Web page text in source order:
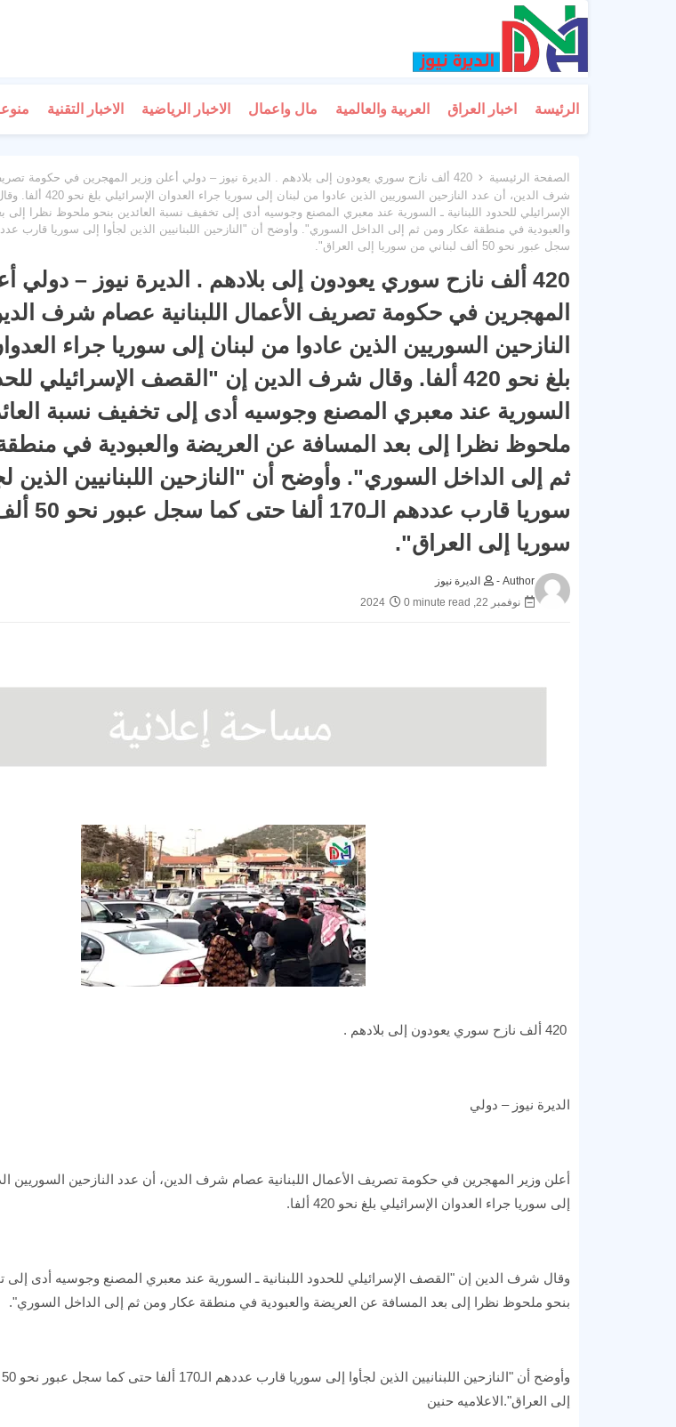
الرئيسة اخبار العراق العربية والعالمية مال واعمال الاخبار الرياضية الاخبار التقنية
الصفحة الرئيسية
420 ألف نازح سوري يعودون إلى بلادهم . الديرة نيوز – دولي أعلن وزير المهجرين في حكومة
شرف الدين، أن عدد النازحين
الإسرائيلي للحدود اللبنانية ـ السورية عند معبري المصنع وجوسيه أدى إلى تخفيف نسبة العائدين بنحو ملحوظ نظرا
سجل عبور نحو 50 ألف لبناني من سوريا إلى العراق".
420 ألف نازح سوري يعودون إلى بلادهم . الديرة نيوز – دولي
المهجرين في حكومة تصريف الأعمال اللبنانية عصام شرف
النازحين السوريين الذين عادوا من لبنان إلى سوريا جراء
بلغ نحو 420 ألفا. وقال شرف الدين إن "القصف الإسرائيلي
السورية عند معبري المصنع وجوسيه أدى إلى تخفيف نسبة
ملحوظ نظرا إلى بعد المسافة عن العريضة والعبودية في
ثم إلى الداخل السوري". وأوضح أن "النازحين اللبنانيين الذين
سوريا
سوريا إلى العراق".
Author -
الديرة نيوز
نوفمبر 22, 2024
0 minute read
420 ألف نازح سوري يعودون إلى بلادهم .
الديرة نيوز – دولي
أعلن وزير المهجرين في حكومة تصريف الأعمال اللبنانية عصام شرف الدين، أن عدد النازحين السوريين
إلى سوريا جراء العدوان الإسرائيلي بلغ نحو 420 ألفا.
وقال شرف الدين إن "القصف الإسرائيلي للحدود اللبنانية ـ السورية عند معبري المصنع وجوسيه أدى إلى
بنحو ملحوظ نظرا إلى بعد المسافة عن العريضة والعبودية في منطقة عكار ومن ثم إلى الداخل السوري".
إلى العراق".الاعلاميه حنين